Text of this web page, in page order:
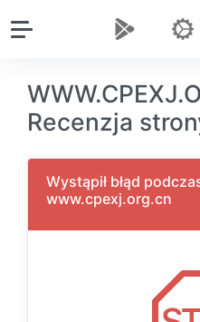
Recenzja
Wystąpił błąd
www.cpexj.org.cn